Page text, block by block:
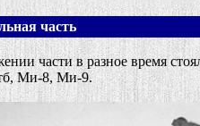
часть
части в разное время
Ми-8, Ми-9.